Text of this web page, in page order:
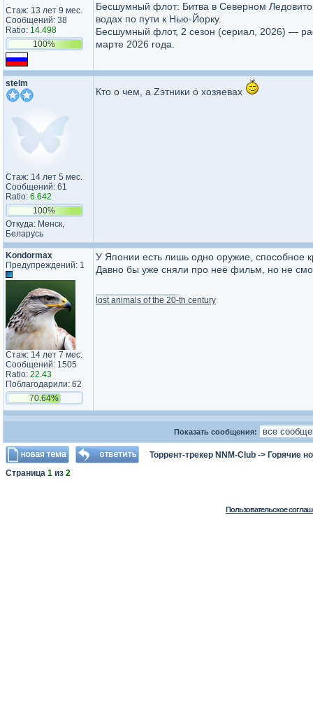
Стаж: 13 лет 9 мес.
Сообщений: 38
Ratio: 14.498
100%
Бесшумный флот: Битва в Северном
водах по пути к Нью-Йорку.
Бесшумный флот, 2 сезон (сериал, 2026) —
марте 2026 года.
stelm
Стаж: 14 лет 5 мес.
Сообщений: 61
Ratio: 6.642
100%
Откуда: Менск,
Беларусь
Кто о чем, а Zэтники о хозяевах
Kondormax
Предупреждений: 1
Стаж: 14 лет 7 мес.
Сообщений: 1505
Ratio: 22.43
Поблагодарили: 62
70.64%
У Японии есть лишь одно оружие, способное
Давно бы уже сняли про неё фильм, но не
lost animals of the 20-th century
Показать сообщения:
Торрент-трекер NNM-Club -> Горячие
Страница 1 из 2
Пользовательское